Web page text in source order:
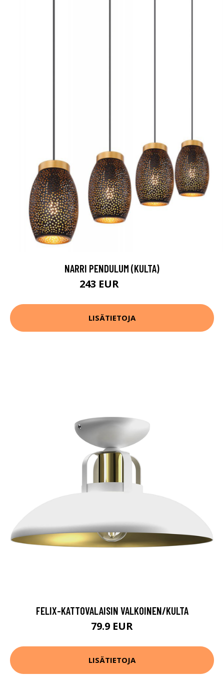
NARRI PENDULUM (KULTA)
243 EUR
LISÄTIETOJA
FELIX-KATTOVALAISIN VALKOINEN/KULTA
79.9 EUR
LISÄTIETOJA